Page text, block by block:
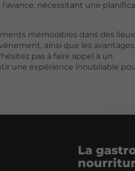
nécessitant une
mémorables dans des lieux
ainsi que les
pas à faire appel à un
une expérience inoubliable
La